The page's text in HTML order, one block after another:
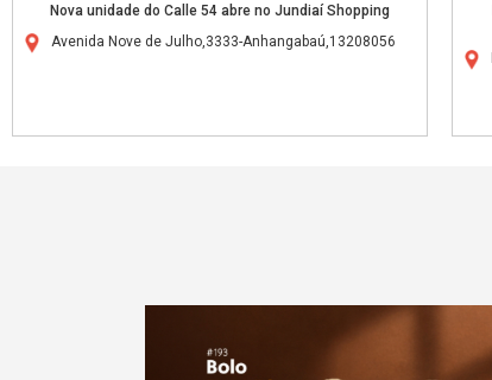
Nova unidade do Calle 54 abre no Jundiaí Shopping
Avenida Nove de Julho,3333-Anhangabaú,13208056